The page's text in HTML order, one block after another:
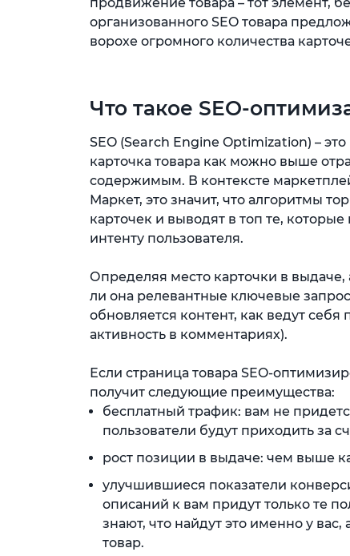
организованного SEO товара
ворохе огромного количества
Что такое SEO-
SEO (Search Engine Optimization) –
карточка товара как можно выше
содержимым. В контексте
Маркет, это значит, что алгоритмы
карточек и выводят в топ те,
интенту пользователя.
Определяя место карточки в
ли она релевантные ключевые
обновляется контент, как ведут
активность в комментариях).
Если страница товара SEO-
получит следующие преимущества:
бесплатный трафик: вам не
пользователи будут приходить за
рост позиции в выдаче: чем выше
улучшившиеся показатели
описаний к вам придут только те
знают, что найдут это именно у
товар.